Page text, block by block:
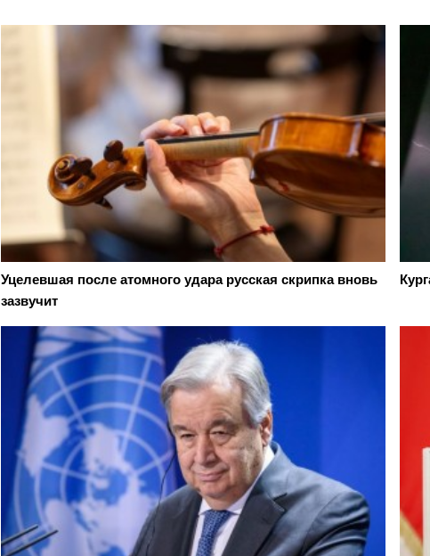
Уцелевшая после атомного удара русская скрипка вновь
зазвучит